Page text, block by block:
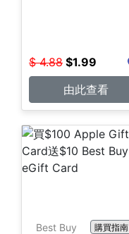
$ 4.88 $1.99
由此查看
Best Buy 購買指南